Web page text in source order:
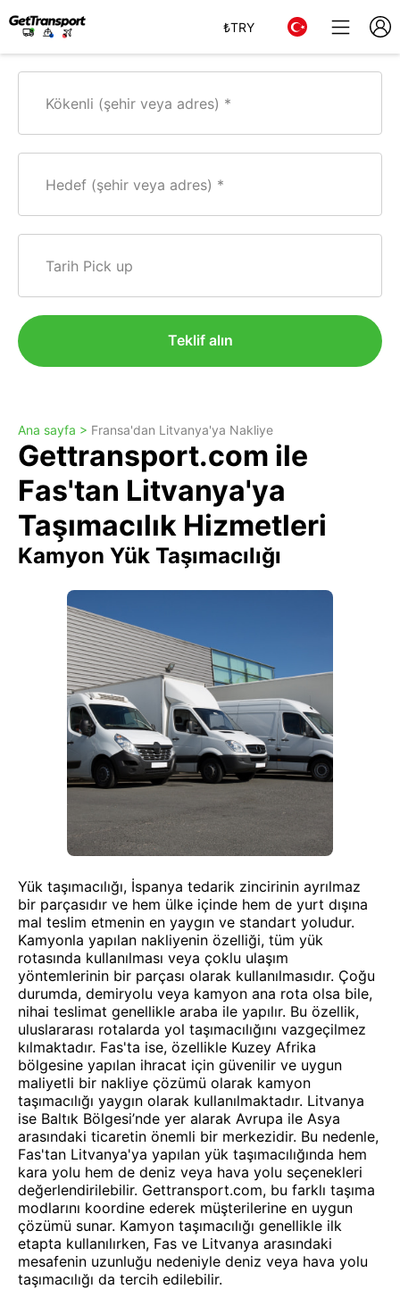
₺TRY
Kökenli (şehir veya adres)
Hedef (şehir veya adres)
Tarih Pick up
Teklif alın
Ana sayfa > Fransa'dan Litvanya'ya Nakliye
Gettransport.com ile
Fas'tan Litvanya'ya
Taşımacılık Hizmetleri
Kamyon Yük Taşımacılığı
Yük taşımacılığı, İspanya tedarik zincirinin ayrılmaz
bir parçasıdır ve hem ülke içinde hem de yurt dışına
mal teslim etmenin en yaygın ve standart yoludur.
Kamyonla yapılan nakliyenin özelliği, tüm yük
rotasında kullanılması veya çoklu ulaşım
yöntemlerinin bir parçası olarak kullanılmasıdır. Çoğu
durumda, demiryolu veya kamyon ana rota olsa bile,
nihai teslimat genellikle araba ile yapılır. Bu özellik,
uluslararası rotalarda yol taşımacılığını vazgeçilmez
kılmaktadır. Fas'ta ise, özellikle Kuzey Afrika
bölgesine yapılan ihracat için güvenilir ve uygun
maliyetli bir nakliye çözümü olarak kamyon
taşımacılığı yaygın olarak kullanılmaktadır. Litvanya
ise Baltık Bölgesi’nde yer alarak Avrupa ile Asya
arasındaki ticaretin önemli bir merkezidir. Bu nedenle,
Fas'tan Litvanya'ya yapılan yük taşımacılığında hem
kara yolu hem de deniz veya hava yolu seçenekleri
değerlendirilebilir. Gettransport.com, bu farklı taşıma
modlarını koordine ederek müşterilerine en uygun
çözümü sunar. Kamyon taşımacılığı genellikle ilk
etapta kullanılırken, Fas ve Litvanya arasındaki
mesafenin uzunluğu nedeniyle deniz veya hava yolu
taşımacılığı da tercih edilebilir.